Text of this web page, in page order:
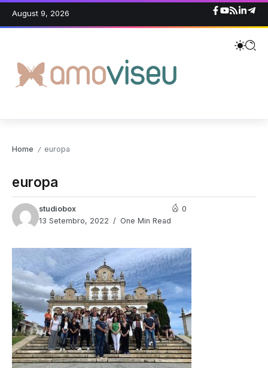
August 9, 2026
Home / europa
europa
studiobox
13 Setembro, 2022
One Min Read
0